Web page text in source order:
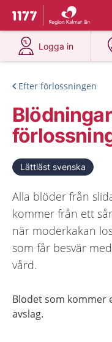
Till startsidan för 1177
Du har valt
Logga in
på 1177.se
Efter förlossningen
Lättläst svenska
Alla blöder från
kommer från ett
när moderkakan
som får besvär
vård.
Blodet som kommer
avslag.